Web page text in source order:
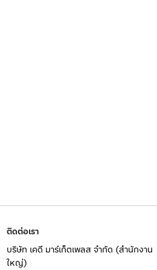
ติดต่อเรา
บริษัท เคดี มาร์เก็ตเพลส จำกัด (สำนักงาน
ใหญ่)